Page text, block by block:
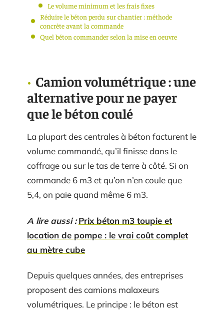
Le volume minimum et les frais fixes
Réduire le béton perdu sur chantier : méthode
concrète avant la commande
Quel béton commander selon la mise en oeuvre
Camion volumétrique : une
alternative pour ne payer
que le béton coulé
La plupart des centrales à béton facturent le
volume commandé, qu’il finisse dans le
coffrage ou sur le tas de terre à côté. Si on
commande 6 m3 et qu’on n’en coule que
5,4, on paie quand même 6 m3.
A lire aussi : Prix béton m3 toupie et
location de pompe : le vrai coût complet
au mètre cube
Depuis quelques années, des entreprises
proposent des camions malaxeurs
volumétriques. Le principe : le béton est